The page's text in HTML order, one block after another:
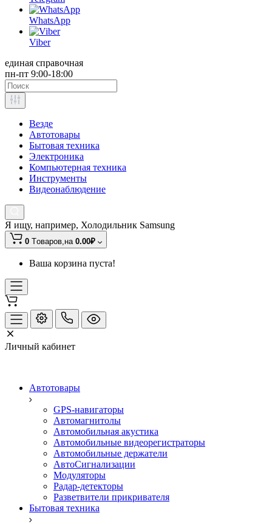
WhatsApp
Viber
единая справочная
пн-пт 9:00-18:00
Везде
Автотовары
Бытовая техника
Электроника
Компьютерная техника
Инструменты
Видеонаблюдение
Я ищу, например, Холодильник Samsung
0 Tоваров,на 0.00₽
Ваша корзина пуста!
Личный кабинет
Автотовары
GPS-навигаторы
Автомагнитолы
Автомобильная акустика
Автомобильные видеорегистраторы
Автомобильные держатели
АвтоСигнализации
Модуляторы
Радар-детекторы
Разветвители прикривателя
Бытовая техника